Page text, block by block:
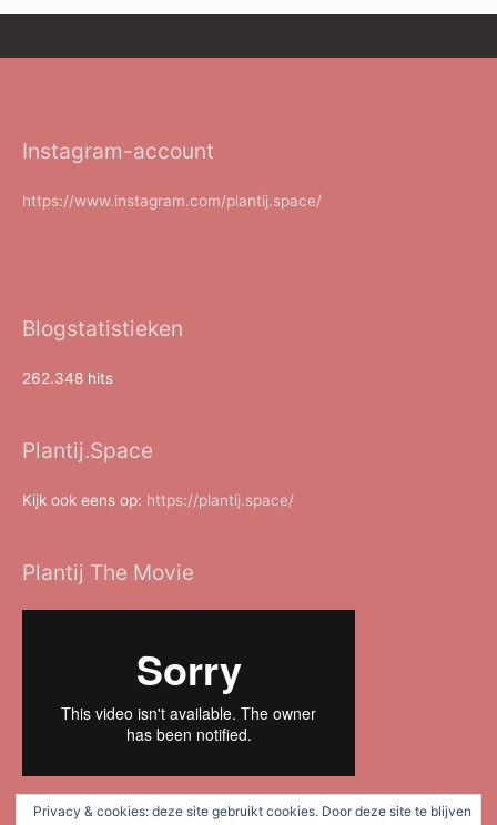
Instagram-account
https://www.instagram.com/plantij.space/
Blogstatistieken
262.348 hits
Plantij.Space
Kijk ook eens op: https://plantij.space/
Plantij The Movie
Privacy & cookies: deze site gebruikt cookies. Door deze site te blijven